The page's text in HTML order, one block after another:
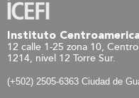
Instituto
12 calle 1-25 zona 10,
1214, nivel 12 Torre Sur.
(+502) 2505-6363 Ciudad de